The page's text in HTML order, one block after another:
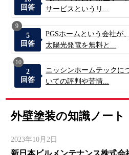
回答
サービスというリ...
9
5
回答
PGSホームという会社が、
太陽光発電を無料と...
10
2
回答
ニッシンホームテックに
いての評判や苦情...
外壁塗装の知識ノート
2023年10月2日
新日本ビルメンテナンス株式